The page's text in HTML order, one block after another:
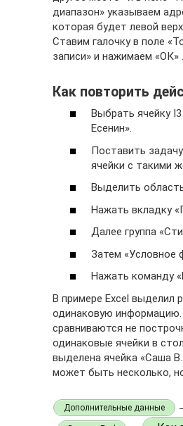
диапазон» указываем
которая будет левой
Ставим галочку в поле
записи» и нажимаем «ОК» .
Как повторить
Выбрать ячейку
Есенин».
Поставить
ячейки с такими
Выделить
Нажать вкладку
Далее группа
Затем «Условное
Нажать команду
В примере Excel выделил
одинаковую
сравниваются не
одинаковые ячейки в
выделена ячейка «Саша
может быть несколько,
Дополнительные данные